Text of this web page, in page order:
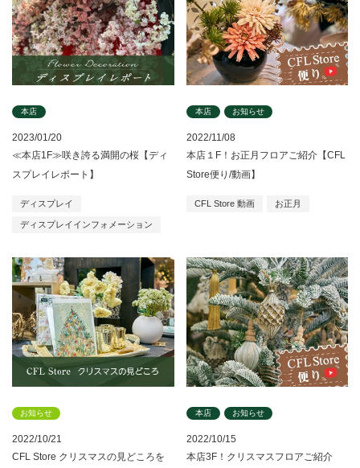
2023/01/20
本店
≪本店1F≫咲き誇る満開の桜【ディ
スプレイレポート】
ディスプレイ
ディスプレイインフォメーション
2022/11/08
本店 お知らせ
本店１F！お正月フロアご紹介【CFL
Store便り/動画】
CFL Store 動画 お正月
2022/10/21
お知らせ
CFL Store クリスマスの見どころを
2022/10/15
本店 お知らせ
本店3F！クリスマスフロアご紹介